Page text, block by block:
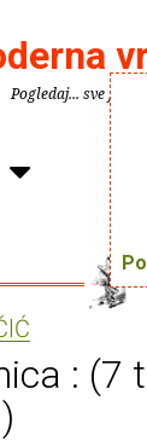
Pogledaj... sve je
: (7